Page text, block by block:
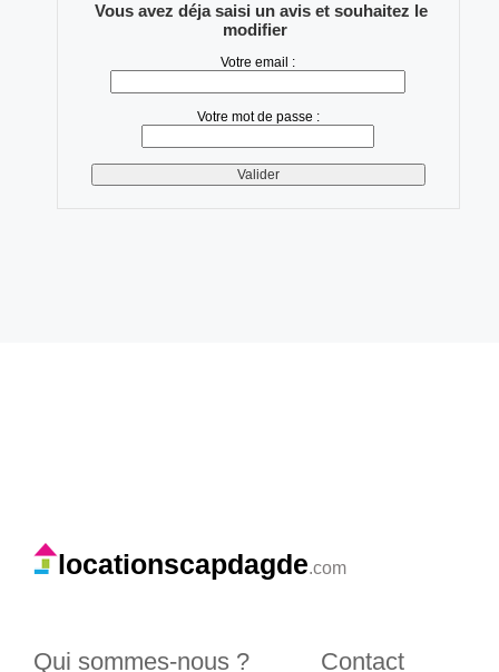
Vous avez déja saisi un avis et souhaitez le
modifier
Votre email :
Votre mot de passe :
locationscapdagde.com
Qui sommes-nous ? Contact